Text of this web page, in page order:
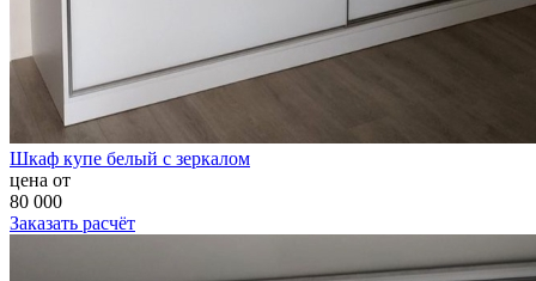
Шкаф купе белый с зеркалом
цена от
80 000
Заказать расчёт